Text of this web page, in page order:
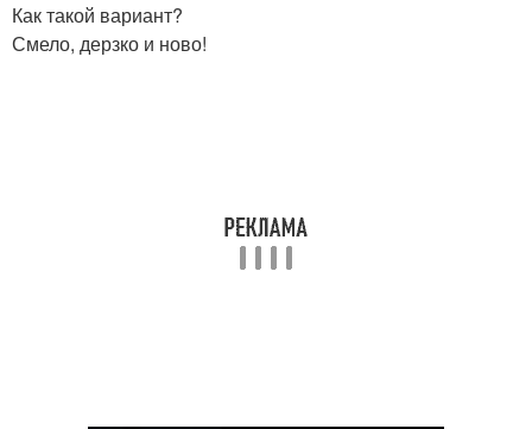
Как такой вариант?
Смело, дерзко и ново!